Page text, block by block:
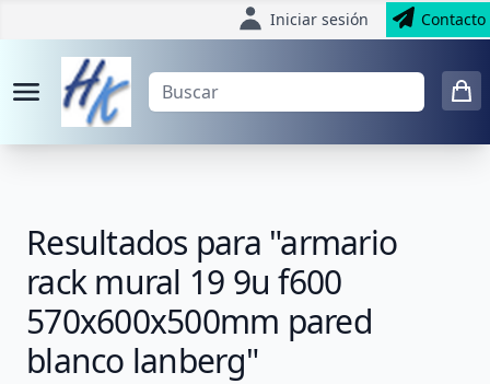
Iniciar sesión Contacto
Resultados para "armario
rack mural 19 9u f600
570x600x500mm pared
blanco lanberg"